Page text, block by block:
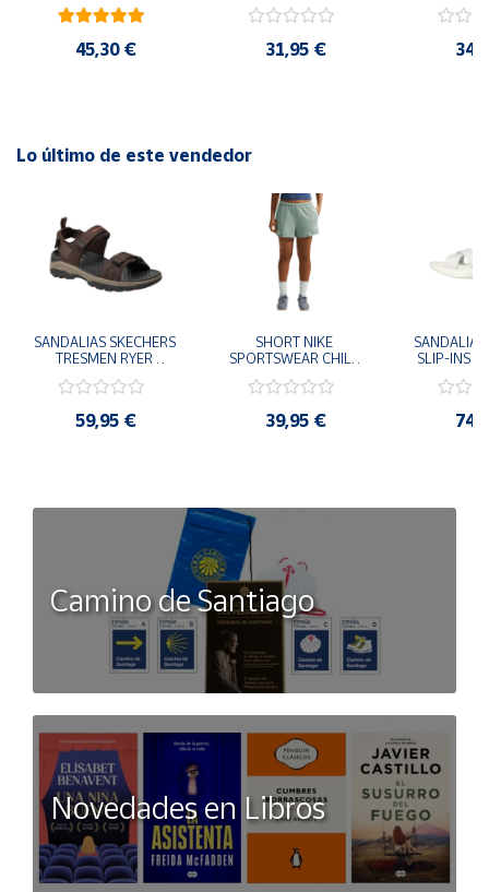
45,30 € 31,95 €
Lo último de este vendedor
SANDALIAS SKECHERS
TRESMEN RYER
205112-CHOC
COMODAS
59,95 €
SHORT NIKE
SPORTSWEAR CHILL
006 PANTALONES
39,95 €
SANDALIAS
SLIP-INS
Camino de Santiago
Novedades en Libros